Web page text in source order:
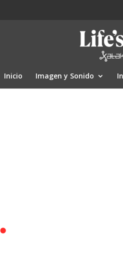
Inicio Imagen y Sonido